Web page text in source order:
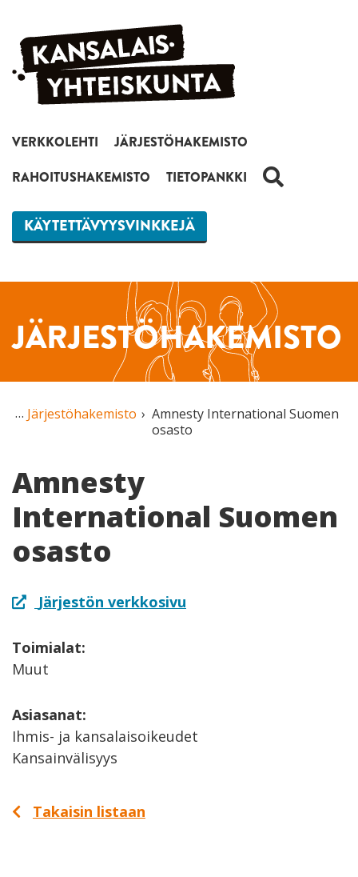
Siirry sisältöön
VERKKOLEHTI
JÄRJESTÖHAKEMISTO
RAHOITUSHAKEMISTO
TIETOPANKKI HAKU
KÄYTETTÄVYYSVINKKEJÄ
JÄRJESTÖHAKEMISTO
Järjestöhakemisto
Amnesty International Suomen
osasto
Amnesty
International Suomen
osasto
Järjestön verkkosivu
Toimialat:
Muut
Asiasanat:
Ihmis- ja kansalaisoikeudet
Kansainvälisyys
Takaisin listaan